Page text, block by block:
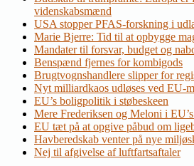
videnskabsmænd
USA stopper PFAS-forskning i
Marie Bjerre: Tid til at opbygge
Mandater til forsvar, budget og
Benspænd fjernes for kombigods
Brugtvognshandlere slipper for
Nyt milliardkaos udløses ved EU-
EU’s boligpolitik i støbeskeen
Mere Frederiksen og Meloni i
EU tæt på at opgive påbud om
Havberedskab venter på nye
Nej til afgivelse af luftfartsaftaler